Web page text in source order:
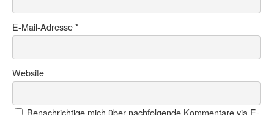
E-Mail-Adresse*
Website
Benachrichtige mich über nachfolgende Kommentare via E-